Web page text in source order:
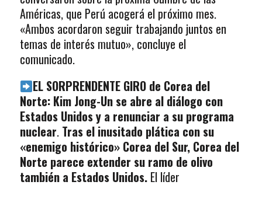
Américas, que Perú acogerá el próximo mes.
«Ambos acordaron seguir trabajando juntos en
temas de interés mutuo», concluye el
comunicado.
EL SORPRENDENTE GIRO de Corea del
Norte: Kim Jong-Un se abre al diálogo con
Estados Unidos y a renunciar a su programa
nuclear.Tras el inusitado plática con su
«enemigo histórico» Corea del Sur, Corea del
Norte parece extender su ramo de olivo
también a Estados Unidos.El líder